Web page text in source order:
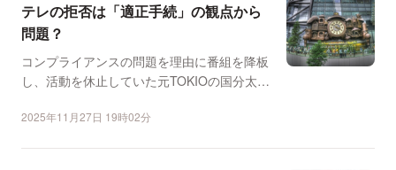
テレの拒否は「適正手続」の観点から
問題？
コンプライアンスの問題を理由に番組を降板
し、活動を休止していた元TOKIOの国分太一
2025年11月27日 19時02分